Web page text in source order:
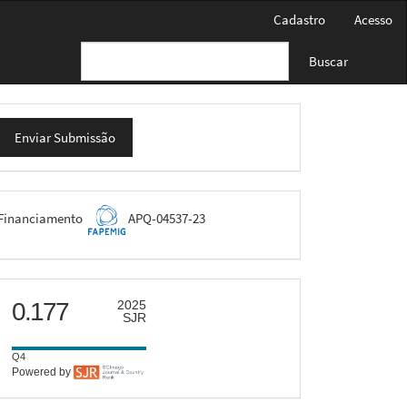
Cadastro Acesso
Buscar
Enviar Submissão
APQ-04537-23
scimago
0.177
2025
SJR
Q4
Powered by